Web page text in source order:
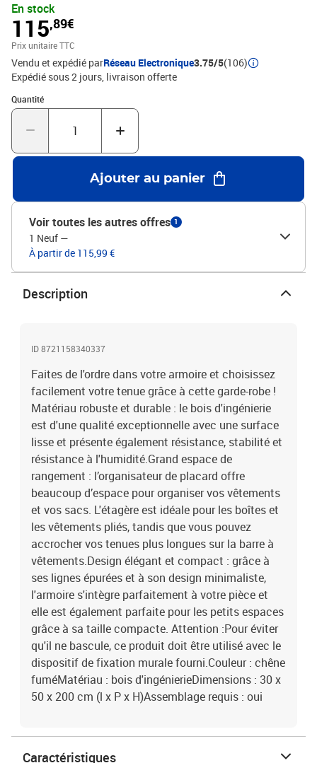
l'humidité.Grand espace de rangement : l’organisateur de placard
offre beaucoup d’espace pour organiser vos vêtements et vos sacs.
L'étagère est idéale pour les boîtes et les vêtements pliés, tandis
que vous pouvez accrocher vos tenues plus longues sur la barre à
vêtements.Design élégant et compact : grâce à ses lignes épurées
et à son design minimaliste, l'armoire s'intègre parfaitement à
votre pièce et elle est également parfaite pour les petits espaces
grâce à sa taille compacte. Attention :Pour éviter qu'il ne bascule,
ce produit doit être utilisé avec le dispositif de fixation murale
: 30 x 50 x 200 cm (l x P x H)Assemblage requis : oui
En stock
115,89€
Prix unitaire TTC
Vendu et expédié parRéseau Electronique3.75/5(106)
Expédié sous 2 jours livraison offerte
Quantité
Quantité : 1
Ajouter au panier
Voir toutes les autres offres 1
1 Neuf —
À partir de 115,99 €
Description
ID 8721158340337
Faites de l'ordre dans votre armoire et choisissez
facilement votre tenue grâce à cette garde-robe !
Matériau robuste et durable : le bois d'ingénierie
est d'une qualité exceptionnelle avec une surface
lisse et présente également résistance, stabilité et
résistance à l'humidité.Grand espace de
rangement : l’organisateur de placard offre
beaucoup d’espace pour organiser vos vêtements
et vos sacs. L'étagère est idéale pour les boîtes et
les vêtements pliés, tandis que vous pouvez
accrocher vos tenues plus longues sur la barre à
vêtements.Design élégant et compact : grâce à
ses lignes épurées et à son design minimaliste,
l'armoire s'intègre parfaitement à votre pièce et
elle est également parfaite pour les petits espaces
grâce à sa taille compacte. Attention :Pour éviter
qu'il ne bascule, ce produit doit être utilisé avec le
dispositif de fixation murale fourni.Couleur : chêne
fuméMatériau : bois d'ingénierieDimensions : 30 x
50 x 200 cm (l x P x H)Assemblage requis : oui
Caractéristiques